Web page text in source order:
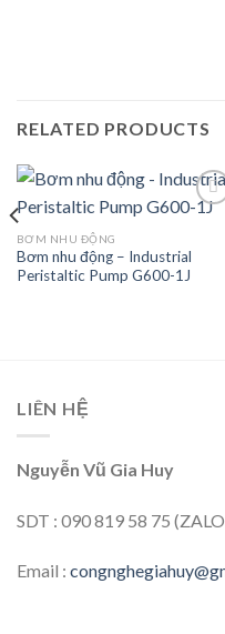
RELATED PRODUCTS
Add to
wishlist
BƠM NHU ĐỘNG
Bơm nhu động – Industrial
Peristaltic Pump G600-1J
LIÊN HỆ
Nguyễn Vũ Gia Huy
SDT : 090 819 58 75
Email :